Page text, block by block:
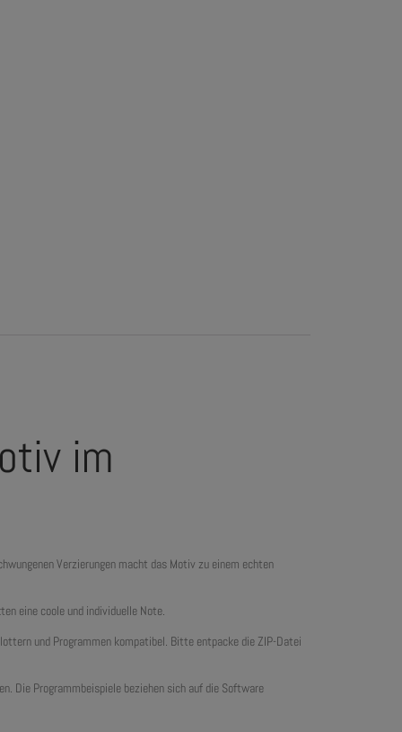
im
Verzierungen macht das Motiv zu einem echten
eine coole und individuelle Note.
und Programmen kompatibel. Bitte entpacke die ZIP-Datei
Die Programmbeispiele beziehen sich auf die Software